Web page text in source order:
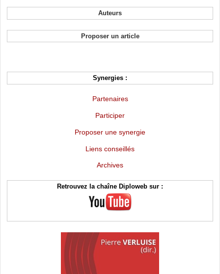
Auteurs
Proposer un article
Synergies :
Partenaires
Participer
Proposer une synergie
Liens conseillés
Archives
Retrouvez la chaîne Diploweb sur :